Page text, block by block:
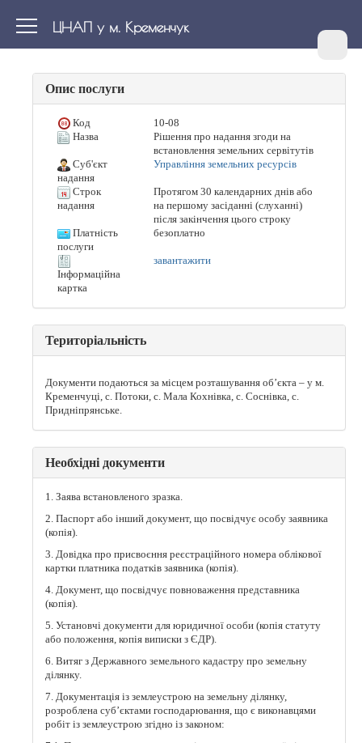
ЦНАП у м. Кременчук
Опис послуги
Код
10-08
Назва
Рішення про надання згоди на
встановлення земельних сервітутів
Суб'єкт
надання
Управління земельних ресурсів
Строк
надання
Протягом 30 календарних днів або
на першому засіданні (слуханні)
після закінчення цього строку
Платність
послуги
безоплатно
Інформаційна
картка
завантажити
Територіальність
Документи подаються за місцем розташування об’єкта – у м.
Кременчуці, с. Потоки, с. Мала Кохнівка, с. Соснівка, с.
Придніпрянське.
Необхідні документи
1. Заява встановленого зразка.
2. Паспорт або інший документ, що посвідчує особу заявника
(копія).
3. Довідка про присвоєння реєстраційного номера облікової
картки платника податків заявника (копія).
4. Документ, що посвідчує повноваження представника
(копія).
5. Установчі документи для юридичної особи (копія статуту
або положення, копія виписки з ЄДР).
6. Витяг з Державного земельного кадастру про земельну
ділянку.
7. Документація із землеустрою на земельну ділянку,
розроблена суб’єктами господарювання, що є виконавцями
робіт із землеустрою згідно із законом: